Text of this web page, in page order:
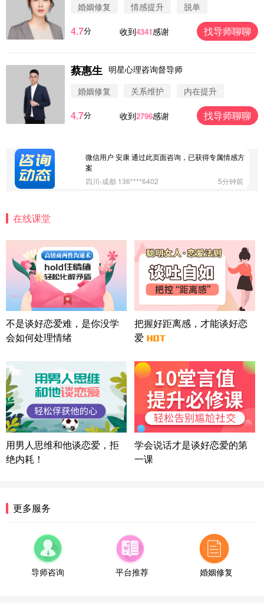
婚姻修复
情感提升 脱单
4.7分 收到4341感谢 找导师聊聊
蔡惠生 明星心理咨询督导师
婚姻修复
关系维护 内在提升
4.7分 收到2796感谢 找导师聊聊
微信用户 圆圈 通过此页面咨询，已获得专属情感方
微信用户 Vnno 通过此页面咨询，已获得专属情感方
案
微信用户 大太阳 通过此页面咨询，已获得专属情感
微信用户 安康 通过此页面咨询，已获得专属情感方
案
四川-成都 136****6402
5分钟前
方案
上海-浦东 177****9074
56分钟前
微信用户 Liberty 通过此页面咨询，已获得专属情感
方案
广东-广州 188****5632
12分钟前
微信用户 司马锘 通过此页面咨询，已获得专属情感
方案
湖北-武汉 135****7410
陕西-西安 139****6283
3分钟前
微信用户 喜欢下雨天^ 通过此页面咨询，已获得专属
情感方案
浙江-宁波 150****8921
28分钟前
属情感方案
湖南-长沙 187****3359
山东-青岛 138****9975
7分钟前
微信用户 小任性 通过此页面咨询，已获得专属情感
在线课堂
不是谈好恋爱难，是你没学
会如何处理情绪
把握好距离感，才能谈好恋
爱
用男人思维和他谈恋爱，拒
绝内耗！
学会说话才是谈好恋爱的第
一课
更多服务
导师咨询 平台推荐 婚姻修复